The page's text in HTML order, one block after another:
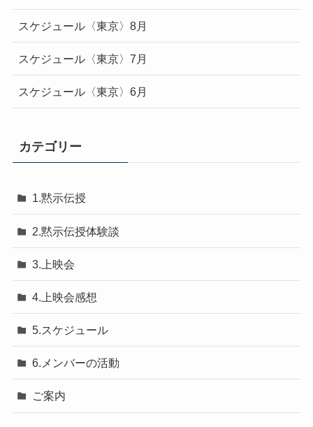
スケジュール〈東京〉8月
スケジュール〈東京〉7月
スケジュール〈東京〉6月
カテゴリー
1.黙示伝授
2.黙示伝授体験談
3.上映会
4.上映会感想
5.スケジュール
6.メンバーの活動
ご案内